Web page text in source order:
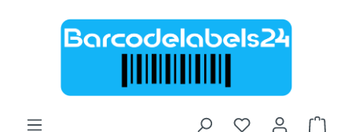
Zum Hauptinhalt springen